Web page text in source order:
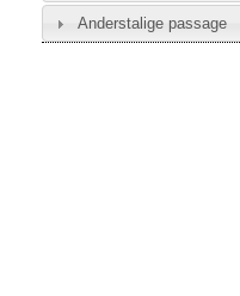
Anderstalige passage